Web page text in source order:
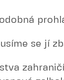
se jí